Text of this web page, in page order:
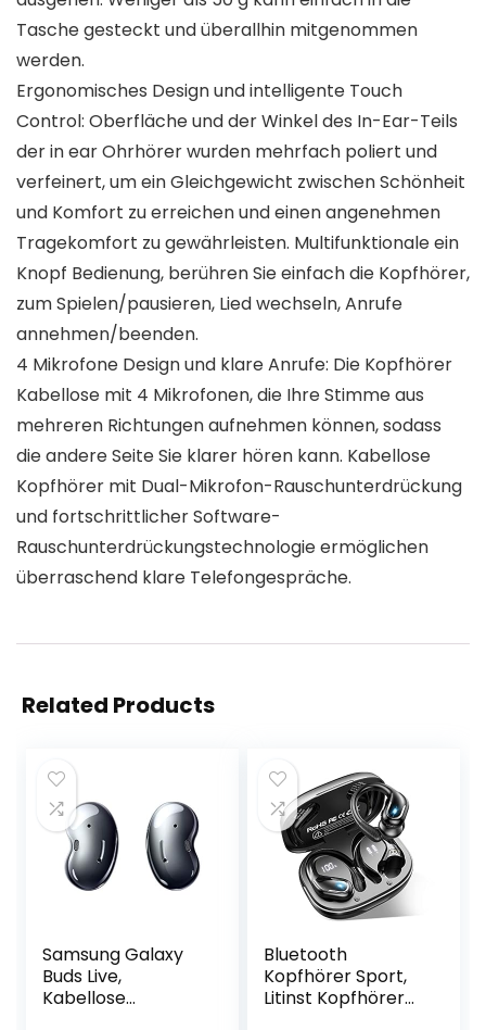
Tasche gesteckt und überallhin mitgenommen
werden.
Ergonomisches Design und intelligente Touch
Control: Oberfläche und der Winkel des In-Ear-Teils
der in ear Ohrhörer wurden mehrfach poliert und
verfeinert, um ein Gleichgewicht zwischen Schönheit
und Komfort zu erreichen und einen angenehmen
Tragekomfort zu gewährleisten. Multifunktionale ein
Knopf Bedienung, berühren Sie einfach die Kopfhörer,
zum Spielen/pausieren, Lied wechseln, Anrufe
annehmen/beenden.
4 Mikrofone Design und klare Anrufe: Die Kopfhörer
Kabellose mit 4 Mikrofonen, die Ihre Stimme aus
mehreren Richtungen aufnehmen können, sodass
die andere Seite Sie klarer hören kann. Kabellose
Kopfhörer mit Dual-Mikrofon-Rauschunterdrückung
und fortschrittlicher Software-
Rauschunterdrückungstechnologie ermöglichen
überraschend klare Telefongespräche.
Related Products
Samsung Galaxy
Buds Live,
Kabellose
Bluetooth
Kopfhörer Sport,
Litinst Kopfhörer